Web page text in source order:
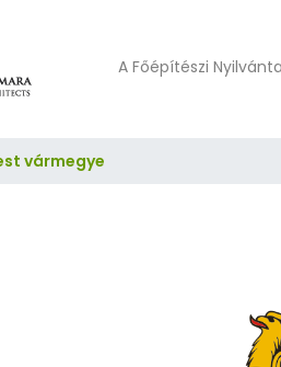
A Főépítészi
vármegye